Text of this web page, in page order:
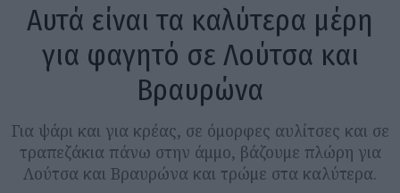
Αυτά είναι τα καλύτερα μέρη
για φαγητό σε Λούτσα και
Βραυρώνα
Για ψάρι και για κρέας, σε όμορφες αυλίτσες και σε
τραπεζάκια πάνω στην άμμο, βάζουμε πλώρη για
Λούτσα και Βραυρώνα και τρώμε στα καλύτερα.